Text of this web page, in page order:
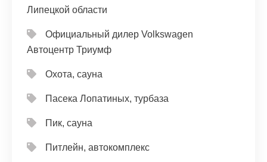
Липецкой области
Официальный дилер Volkswagen
Автоцентр Триумф
Охота, сауна
Пасека Лопатиных, турбаза
Пик, сауна
Питлейн, автокомплекс